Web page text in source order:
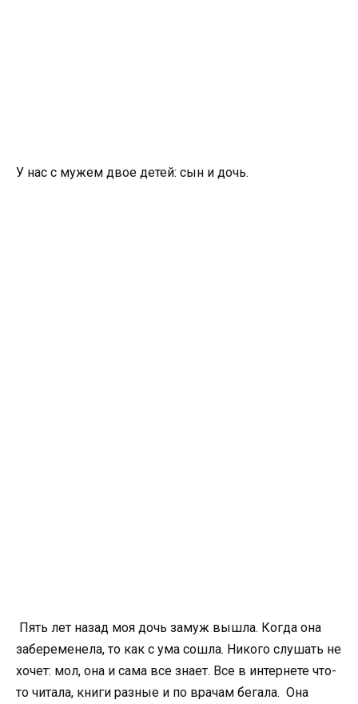
У нас с мужем двое детей: сын и дочь.
Пять лет назад моя дочь замуж вышла. Когда она
забеременела, то как с ума сошла. Никого слушать не
хочет: мол, она и сама все знает. Все в интернете что-
то читала, книги разные и по врачам бегала. Она